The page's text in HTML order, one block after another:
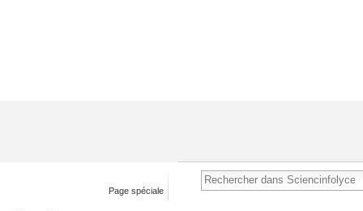
Page spéciale